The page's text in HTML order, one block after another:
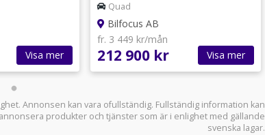
Visa mer
Quad
Bilfocus AB
fr. 3 449 kr/mån
212 900 kr Visa mer
Annonsen kan vara ofullständig. Fullständig information kan
produkter och tjänster som är i enlighet med gällande
svenska lagar.